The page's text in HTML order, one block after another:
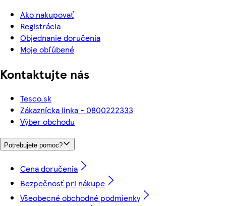
Ako nakupovať
Registrácia
Objednanie doručenia
Moje obľúbené
Kontaktujte nás
Tesco.sk
Zákaznícka linka - 0800222333
Výber obchodu
Potrebujete pomoc?
Cena doručenia
Bezpečnosť pri nákupe
Všeobecné obchodné podmienky